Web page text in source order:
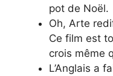
pot de Noël.
Oh, Arte
Ce film est
crois même
L’Anglais a